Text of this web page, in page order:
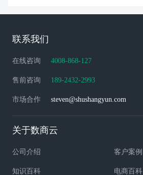
联系我们
在线咨询 4008-868-127
售前咨询 189-2432-2993
市场合作 steven@shushangyun.com
关于数商云
公司介绍 客户案例
知识百科 电商百科